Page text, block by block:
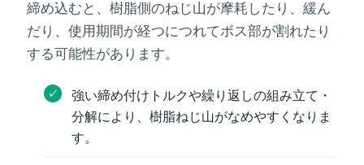
締め込むと、樹脂側のねじ山が摩耗したり、緩ん
だり、使用期間が経つにつれてボス部が割れたり
する可能性があります。
強い締め付けトルクや繰り返しの組み立て・
分解により、樹脂ねじ山がなめやすくなりま
す。